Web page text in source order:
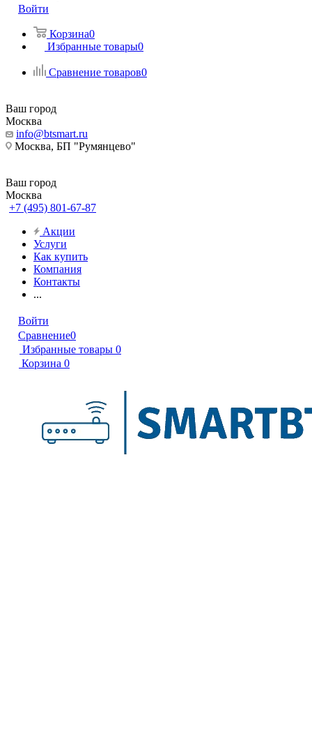
Войти
Корзина0
Избранные товары0
Сравнение товаров0
Ваш город
Москва
info@btsmart.ru
Москва, БП "Румянцево"
Ваш город
Москва
+7 (495) 801-67-87
Акции
Услуги
Как купить
Компания
Контакты
...
Войти
Сравнение0
Избранные товары 0
Корзина 0